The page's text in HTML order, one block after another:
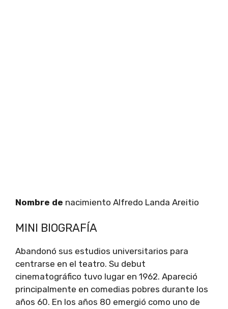
Nombre de nacimiento Alfredo Landa Areitio
MINI BIOGRAFÍA
Abandonó sus estudios universitarios para
centrarse en el teatro. Su debut
cinematográfico tuvo lugar en 1962. Apareció
principalmente en comedias pobres durante los
años 60. En los años 80 emergió como uno de